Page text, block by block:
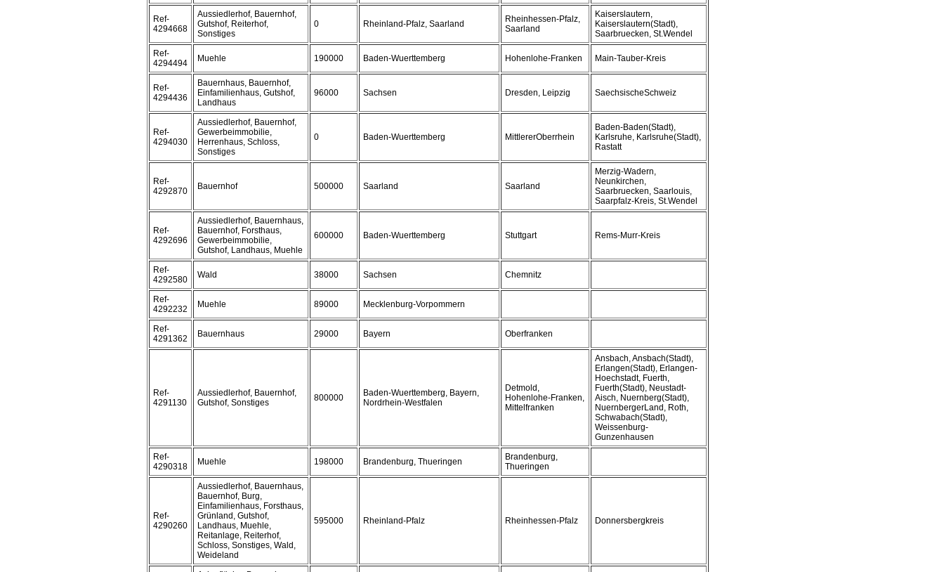
Ref-
4294668
Aussiedlerhof, Bauernhof,
Gutshof, Reiterhof,
Sonstiges
0 Rheinland-Pfalz, Saarland
Rheinhessen-Pfalz,
Saarland
Kaiserslautern,
Kaiserslautern(Stadt),
Saarbruecken, St.Wendel
Ref-
4294494
Muehle 190000 Baden-Wuerttemberg Hohenlohe-Franken Main-Tauber-Kreis
Ref-
4294436
Bauernhaus, Bauernhof,
Einfamilienhaus, Gutshof,
Landhaus
96000 Sachsen Dresden, Leipzig SaechsischeSchweiz
Ref-
4294030
Aussiedlerhof, Bauernhof,
Gewerbeimmobilie,
Herrenhaus, Schloss,
Sonstiges
0 Baden-Wuerttemberg MittlererOberrhein
Baden-Baden(Stadt),
Karlsruhe, Karlsruhe(Stadt),
Rastatt
Ref-
4292870
Bauernhof 500000 Saarland Saarland
Merzig-Wadern,
Neunkirchen,
Saarbruecken, Saarlouis,
Saarpfalz-Kreis, St.Wendel
Ref-
4292696
Aussiedlerhof, Bauernhaus,
Bauernhof, Forsthaus,
Gewerbeimmobilie,
Gutshof, Landhaus, Muehle
600000 Baden-Wuerttemberg Stuttgart Rems-Murr-Kreis
Ref-
4292580
Wald 38000 Sachsen Chemnitz
Ref-
4292232
Muehle 89000 Mecklenburg-Vorpommern
Ref-
4291362
Bauernhaus 29000 Bayern Oberfranken
Ref-
4291130
Aussiedlerhof, Bauernhof,
Gutshof, Sonstiges
800000
Baden-Wuerttemberg, Bayern,
Nordrhein-Westfalen
Detmold,
Hohenlohe-Franken,
Mittelfranken
Ansbach, Ansbach(Stadt),
Erlangen(Stadt), Erlangen-
Hoechstadt, Fuerth,
Fuerth(Stadt), Neustadt-
Aisch, Nuernberg(Stadt),
NuernbergerLand, Roth,
Schwabach(Stadt),
Weissenburg-
Gunzenhausen
Ref-
4290318
Muehle 198000 Brandenburg, Thueringen
Brandenburg,
Thueringen
Ref-
4290260
Aussiedlerhof, Bauernhaus,
Bauernhof, Burg,
Einfamilienhaus, Forsthaus,
Grünland, Gutshof,
Landhaus, Muehle,
Reitanlage, Reiterhof,
Schloss, Sonstiges, Wald,
Weideland
595000 Rheinland-Pfalz Rheinhessen-Pfalz Donnersbergkreis